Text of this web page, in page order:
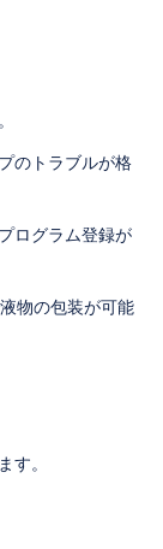
のトラブルが格
ログラム登録が
物の包装が可能
す。